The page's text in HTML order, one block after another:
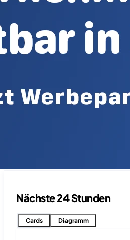
Nächste 24 Stunden
Cards Diagramm